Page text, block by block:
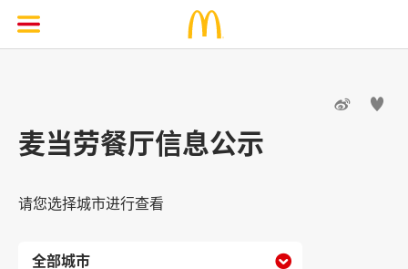
 
麦当劳餐厅信息公示
请您选择城市进行查看
